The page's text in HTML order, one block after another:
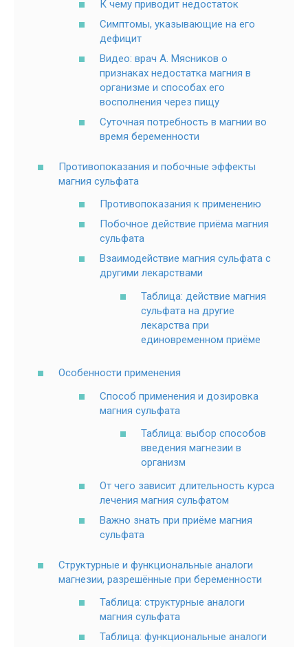
К чему приводит недостаток
Симптомы, указывающие на его
дефицит
Видео: врач А. Мясников о
признаках недостатка магния в
организме и способах его
восполнения через пищу
Суточная потребность в магнии во
время беременности
Противопоказания и побочные эффекты
магния сульфата
Противопоказания к применению
Побочное действие приёма магния
сульфата
Взаимодействие магния сульфата с
другими лекарствами
Таблица: действие магния
сульфата на другие
лекарства при
единовременном приёме
Особенности применения
Способ применения и дозировка
магния сульфата
Таблица: выбор способов
введения магнезии в
организм
От чего зависит длительность курса
лечения магния сульфатом
Важно знать при приёме магния
сульфата
Структурные и функциональные аналоги
магнезии, разрешённые при беременности
Таблица: структурные аналоги
магния сульфата
Таблица: функциональные аналоги